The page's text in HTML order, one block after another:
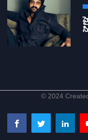
© 2024